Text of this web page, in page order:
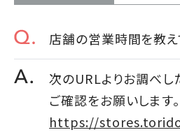
店舗の営業時間を教え
次のURLよりお調べ
ご確認をお願いします。
https://